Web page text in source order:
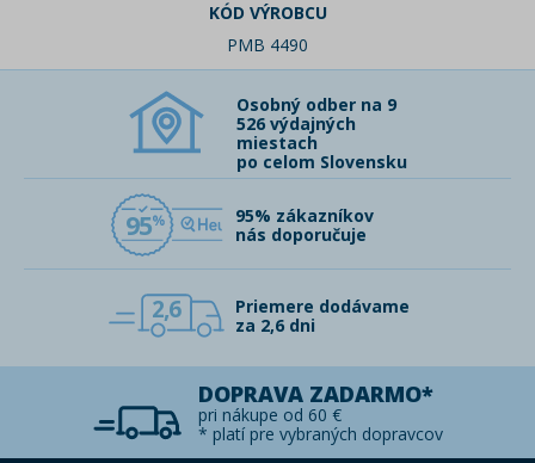
KÓD VÝROBCU
PMB 4490
Osobný odber na 9
526 výdajných
miestach
po celom Slovensku
95
95% zákazníkov
nás doporučuje
2,6
Priemere dodávame
za 2,6 dni
DOPRAVA ZADARMO*
pri nákupe od 60 €
* platí pre vybraných dopravcov